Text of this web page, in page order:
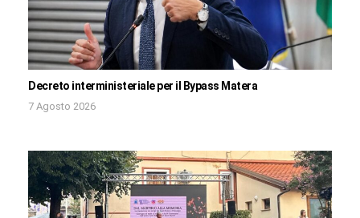
Decreto interministeriale per il Bypass Matera
7 Agosto 2026